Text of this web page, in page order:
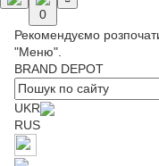
0
Рекомендуємо
"Меню".
BRAND DEPOT
UKR
RUS